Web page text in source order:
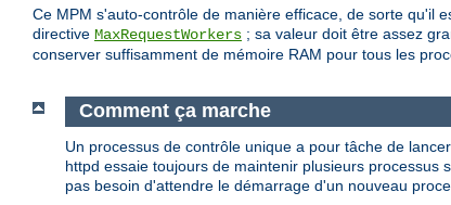
Ce MPM s'auto-contrôle de manière efficace, de sorte qu'il
directive MaxRequestWorkers ; sa valeur doit être assez
conserver suffisamment de mémoire RAM pour tous les
Comment ça marche
Un processus de contrôle unique a pour tâche de
httpd essaie toujours de maintenir plusieurs processus
pas besoin d'attendre le démarrage d'un nouveau